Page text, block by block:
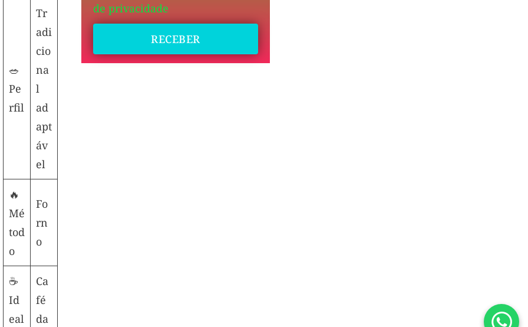
🥗
Pe
rfil
Tr
adi
cio
na
l
ad
apt
áv
el
🔥
Mé
tod
o
Fo
rn
o
☕
Id
eal
Ca
fé
da
de privacidade
RECEBER